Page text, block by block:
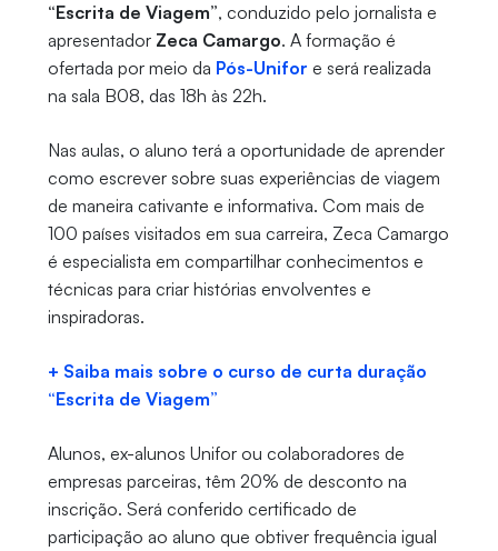
“Escrita de Viagem”, conduzido pelo jornalista e
apresentador Zeca Camargo. A formação é
ofertada por meio da Pós-Unifor e será realizada
na sala B08, das 18h às 22h.
Nas aulas, o aluno terá a oportunidade de aprender
como escrever sobre suas experiências de viagem
de maneira cativante e informativa. Com mais de
100 países visitados em sua carreira, Zeca Camargo
é especialista em compartilhar conhecimentos e
técnicas para criar histórias envolventes e
inspiradoras.
+ Saiba mais sobre o curso de curta duração
“Escrita de Viagem”
Alunos, ex-alunos Unifor ou colaboradores de
empresas parceiras, têm 20% de desconto na
inscrição. Será conferido certificado de
participação ao aluno que obtiver frequência igual